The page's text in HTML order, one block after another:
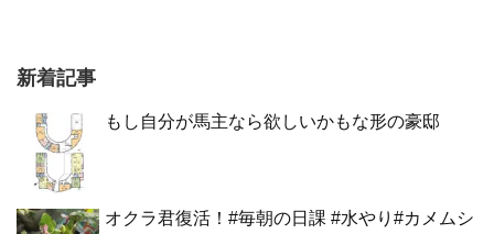
新着記事
もし自分が馬主なら欲しいかもな形の豪邸
オクラ君復活！#毎朝の日課 #水やり#カメムシ